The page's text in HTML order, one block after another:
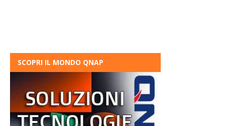
SCOPRI IL MONDO QNAP